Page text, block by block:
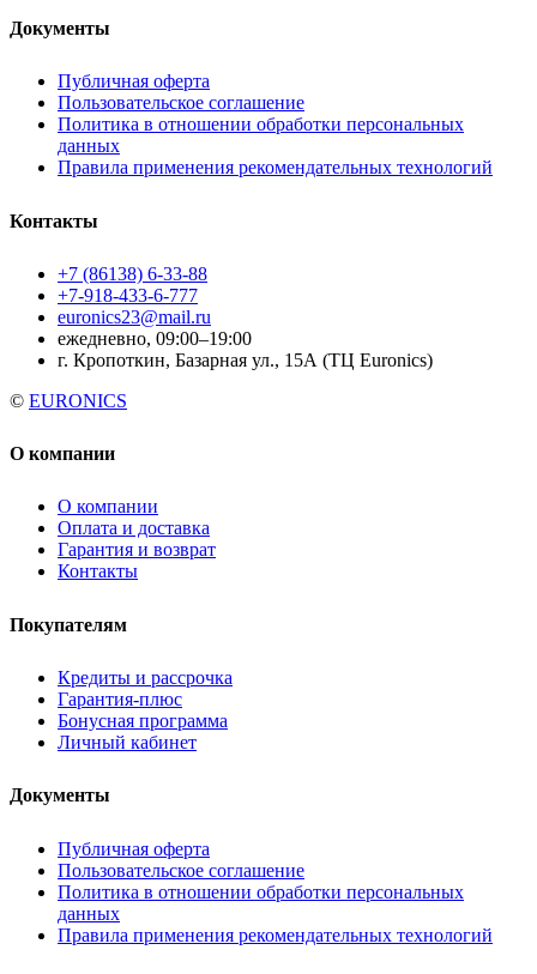
Документы
Публичная оферта
Пользовательское соглашение
Политика в отношении обработки персональных
данных
Правила применения рекомендательных технологий
Контакты
+7 (86138) 6-33-88
+7-918-433-6-777
euronics23@mail.ru
ежедневно, 09:00–19:00
г. Кропоткин, Базарная ул., 15А (ТЦ Euronics)
© EURONICS
О компании
О компании
Оплата и доставка
Гарантия и возврат
Контакты
Покупателям
Кредиты и рассрочка
Гарантия-плюс
Бонусная программа
Личный кабинет
Документы
Публичная оферта
Пользовательское соглашение
Политика в отношении обработки персональных
данных
Правила применения рекомендательных технологий